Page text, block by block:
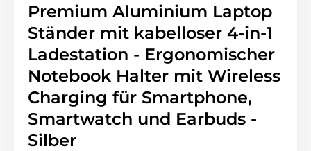
Premium Aluminium Laptop
Ständer mit kabelloser 4-in-1
Ladestation - Ergonomischer
Notebook Halter mit Wireless
Charging für Smartphone,
Smartwatch und Earbuds -
Silber